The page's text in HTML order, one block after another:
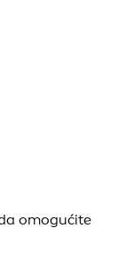
omogućite